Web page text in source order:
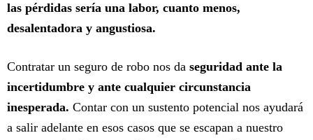
las pérdidas sería una labor, cuanto menos,
desalentadora y angustiosa.
Contratar un seguro de robo nos da seguridad ante la
incertidumbre y ante cualquier circunstancia
inesperada. Contar con un sustento potencial nos ayudará
a salir adelante en esos casos que se escapan a nuestro